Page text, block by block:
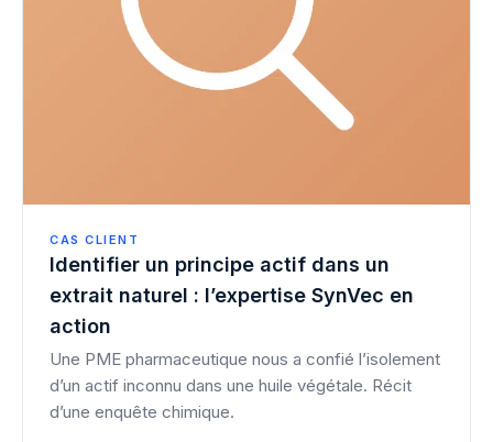
CAS CLIENT
Identifier un principe actif dans un
extrait naturel : l’expertise SynVec en
action
Une PME pharmaceutique nous a confié l’isolement
d’un actif inconnu dans une huile végétale. Récit
d’une enquête chimique.